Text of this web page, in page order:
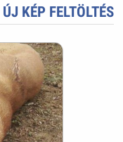
ÚJ KÉP FELTÖLTÉS